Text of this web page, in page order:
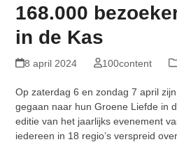
168.000
in de Kas
8 april 2024 100content
Op zaterdag 6 en zondag 7 april
gegaan naar hun Groene Liefde in
editie van het jaarlijks evenement
iedereen in 18 regio’s verspreid